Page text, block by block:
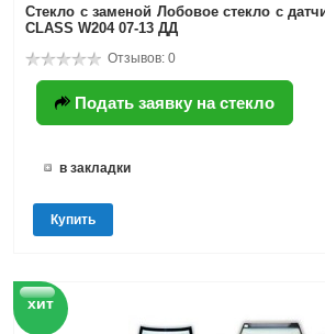
Стекло с заменой Лобовое стекло с
CLASS W204 07-13 ДД
Отзывов: 0
Подать заявку на стекло
в закладки
Купить
хит